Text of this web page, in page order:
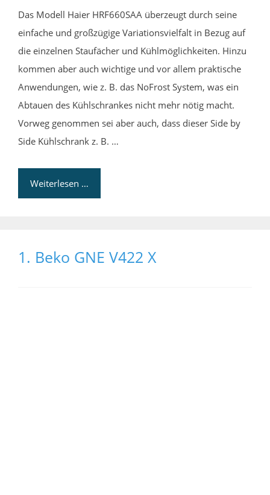
Das Modell Haier HRF660SAA überzeugt durch seine
einfache und großzügige Variationsvielfalt in Bezug auf
die einzelnen Staufächer und Kühlmöglichkeiten. Hinzu
kommen aber auch wichtige und vor allem praktische
Anwendungen, wie z. B. das NoFrost System, was ein
Abtauen des Kühlschrankes nicht mehr nötig macht.
Vorweg genommen sei aber auch, dass dieser Side by
Side Kühlschrank z. B. …
Weiterlesen …
1. Beko GNE V422 X